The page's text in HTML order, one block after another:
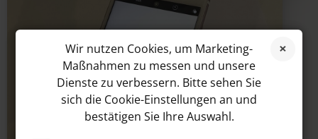
Wir nutzen Cookies, um Marketing-
Maßnahmen zu messen und unsere
Dienste zu verbessern. Bitte sehen Sie
sich die Cookie-Einstellungen an und
bestätigen Sie Ihre Auswahl.